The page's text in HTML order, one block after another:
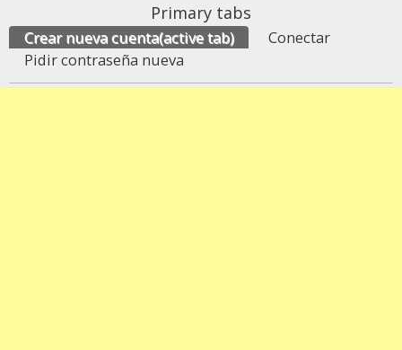
Primary tabs
Crear nueva cuenta(active tab)
Conectar
Pidir contraseña nueva